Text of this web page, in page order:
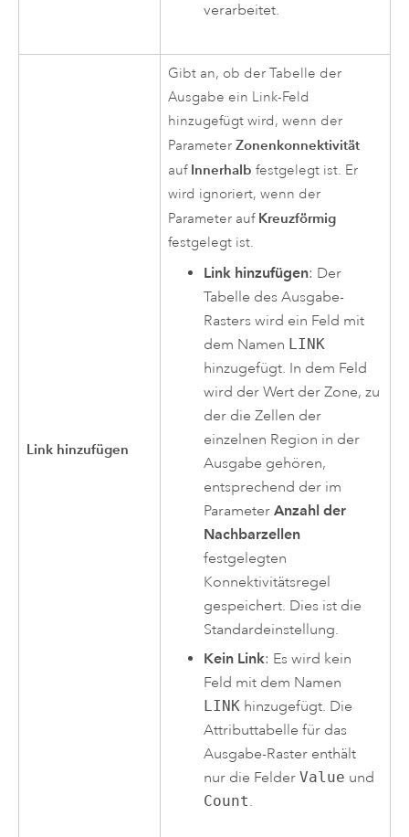
verarbeitet.
Link hinzufügen
Gibt an, ob der Tabelle der
Ausgabe ein Link-Feld
hinzugefügt wird, wenn der
ParameterZonenkonnektivität
auf Innerhalb festgelegt ist. Er
wird ignoriert, wenn der
Parameter auf Kreuzförmig
festgelegt ist.
Link hinzufügen: Der
Tabelle des Ausgabe-
Rasters wird ein Feld mit
dem Namen LINK
hinzugefügt. In dem Feld
wird der Wert der Zone, zu
der die Zellen der
einzelnen Region in der
Ausgabe gehören,
entsprechend der im
ParameterAnzahl der
Nachbarzellen
festgelegten
Konnektivitätsregel
gespeichert. Dies ist die
Standardeinstellung.
Kein Link: Es wird kein
Feld mit dem Namen
LINK hinzugefügt. Die
Attributtabelle für das
Ausgabe-Raster enthält
nur die FelderValue und
Count.